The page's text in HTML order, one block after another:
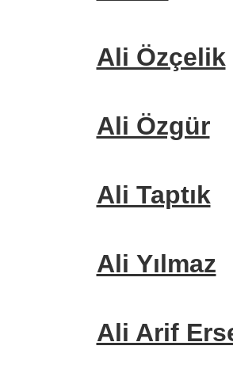
Ali Özçelik
Ali Özgür
Ali Taptık
Ali Yılmaz
Ali Arif